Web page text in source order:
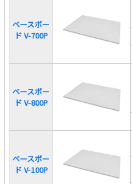
ベースボー
ド V-700P
ベースボー
ド V-800P
ベースボー
ド V-100P